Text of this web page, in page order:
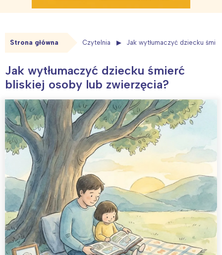
Strona główna Czytelnia Jak wytłumaczyć dziecku
Jak wytłumaczyć dziecku śmierć
bliskiej osoby lub zwierzęcia?